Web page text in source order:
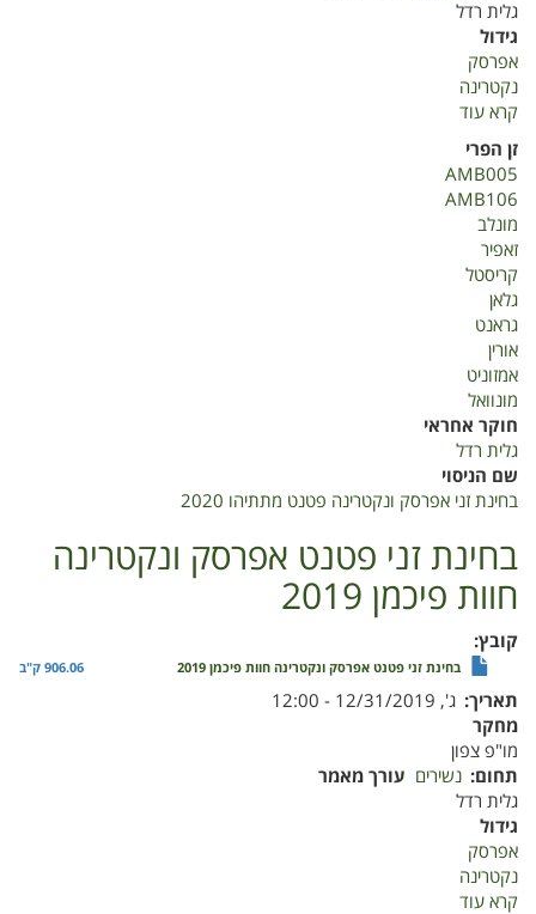
גלית רדל
גידול
אפרסק
נקטרינה
קרא עוד
זני
אפרסק
ונקטרינה
זן הפרי
AMB005
AMB106
מונלב
זאפיר
קריסטל
גלאן
גראנט
אורין
אמזוניט
מונוואל
חוקר אחראי
גלית רדל
שם הניסוי
בחינת זני אפרסק ונקטרינה פטנט מתתיהו 2020
בחינת זני פטנט אפרסק ונקטרינה
חוות פיכמן 2019
קובץ
בחינת זני פטנט אפרסק ונקטרינה חוות פיכמן 2019 906.06 ק"ב
תאריך ג', 12/31/2019 - 12:00
מחקר
מו"פ צפון
תחום נשירים עורך מאמר
גלית רדל
גידול
אפרסק
נקטרינה
קרא עוד